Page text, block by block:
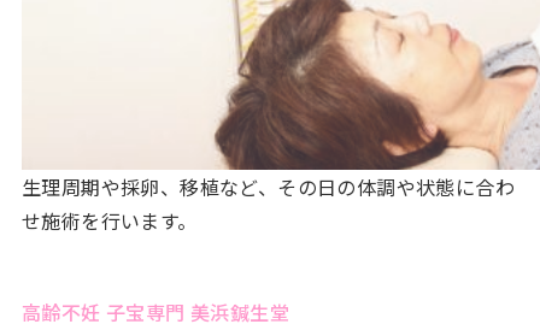
生理周期や採卵、移植など、その日の体調や状態に合わ
せ施術を行います。
高齢不妊 子宝専門 美浜鍼生堂